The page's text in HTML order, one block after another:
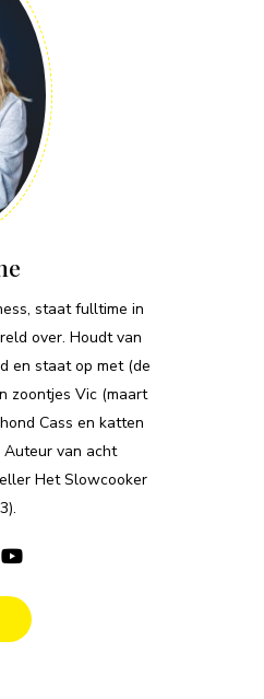
staat fulltime in
over. Houdt van
en staat op met (de
zoontjes Vic (maart
Cass en katten
Auteur van acht
Het Slowcooker